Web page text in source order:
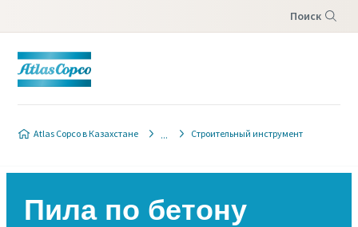
Поиск
Atlas Copco в Казахстане Строительный инструмент
Пила по бетону